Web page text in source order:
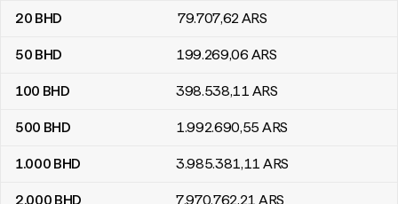
20 BHD 79.707,62ARS
50 BHD 199.269,06 ARS
100 BHD 398.538,11 ARS
500 BHD 1.992.690,55 ARS
1.000 BHD 3.985.381,11 ARS
2.000 BHD 7.970.762,21 ARS